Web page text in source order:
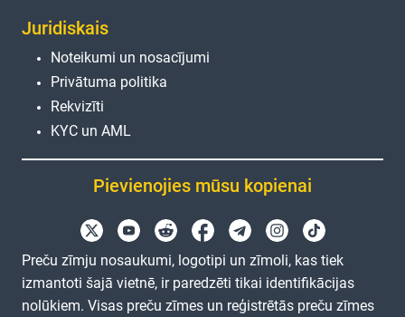
Juridiskais
Noteikumi un nosacījumi
Privātuma politika
Rekvizīti
KYC un AML
Pievienojies mūsu kopienai
Preču zīmju nosaukumi, logotipi un zīmoli, kas tiek
izmantoti šajā vietnē, ir paredzēti tikai identifikācijas
nolūkiem. Visas preču zīmes un reģistrētās preču zīmes